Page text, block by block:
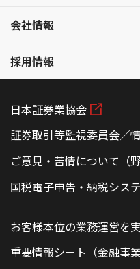
会社情報
採用情報
日本証券業協会
証券取引等監視委員会／
ご意見・苦情について（
国税電子申告・納税シス
お客様本位の業務運営を
重要情報シート（金融事業